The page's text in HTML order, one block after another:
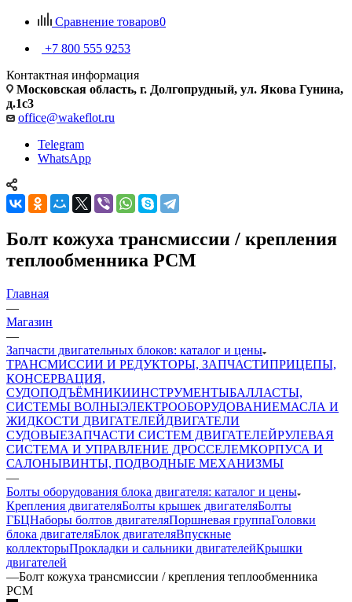
Сравнение товаров0
+7 800 555 9253
Контактная информация
Московская область, г. Долгопрудный, ул. Якова Гунина,
д.1с3
office@wakeflot.ru
Telegram
WhatsApp
Болт кожуха трансмиссии / крепления
теплообменника PCM
Главная
—
Магазин
—
Запчасти двигательных блоков: каталог и цены
ТРАНСМИССИИ И РЕДУКТОРЫ, ЗАПЧАСТИПРИЦЕПЫ,
КОНСЕРВАЦИЯ,
СУДОПОДЪЁМНИКИИНСТРУМЕНТЫБАЛЛАСТЫ,
СИСТЕМЫ ВОЛНЫЭЛЕКТРООБОРУДОВАНИЕМАСЛА И
ЖИДКОСТИ ДВИГАТЕЛЕЙДВИГАТЕЛИ
СУДОВЫЕЗАПЧАСТИ СИСТЕМ ДВИГАТЕЛЕЙРУЛЕВАЯ
СИСТЕМА И УПРАВЛЕНИЕ ДРОССЕЛЕМКОРПУСА И
САЛОНЫВИНТЫ, ПОДВОДНЫЕ МЕХАНИЗМЫ
—
Болты оборудования блока двигателя: каталог и цены
Крепления двигателяБолты крышек двигателяБолты
ГБЦНаборы болтов двигателяПоршневая группаГоловки
блока двигателяБлок двигателяВпускные
коллекторыПрокладки и сальники двигателейКрышки
двигателей
—Болт кожуха трансмиссии / крепления теплообменника
PCM